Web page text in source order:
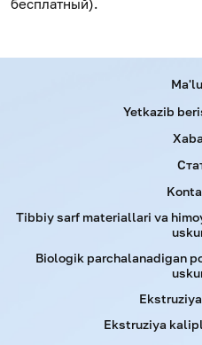
бесплатный).
Tibbiy sarf materiallari va
Biologik parchalanadigan
Ekstruziya
Yetkazib